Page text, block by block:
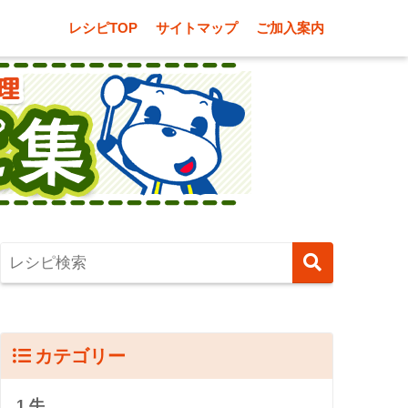
レシピTOP サイトマップ ご加入案内
カテゴリー